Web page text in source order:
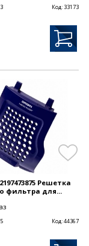
Код: 33173
Решетка
фильтра для...
Код:44367